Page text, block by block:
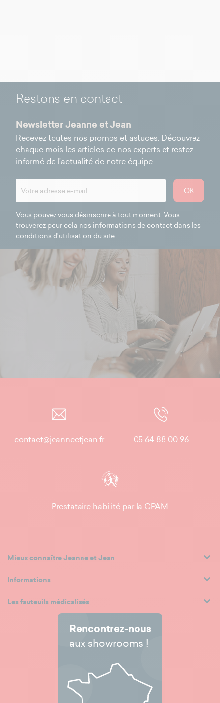
Restons en contact
Newsletter Jeanne et Jean
Recevez toutes nos promos et astuces. Découvrez
chaque mois les articles de nos experts et restez
informé de l'actualité de notre équipe.
OK
Vous pouvez vous désinscrire à tout moment. Vous
trouverez pour cela nos informations de contact dans les
conditions d'utilisation du site.
contact@jeanneetjean.fr 05 64 88 00 96
Prestataire habilité par la CPAM
Mieux connaître Jeanne et Jean
Informations
Les fauteuils médicalisés
Rencontrez-nous
aux showrooms !